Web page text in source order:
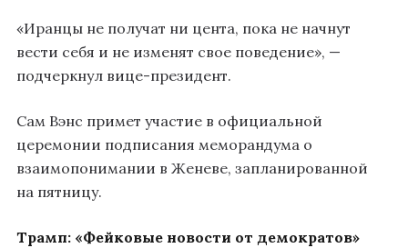
«Иранцы не получат ни цента, пока не начнут
вести себя и не изменят свое поведение», —
подчеркнул вице-президент.
Сам Вэнс примет участие в официальной
церемонии подписания меморандума о
взаимопонимании в Женеве, запланированной
на пятницу.
Трамп: «Фейковые новости от демократов»